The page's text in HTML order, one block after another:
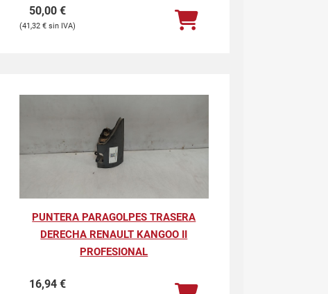
50,00 €
41,32 €
PUNTERA PARAGOLPES TRASERA
DERECHA RENAULT KANGOO II
PROFESIONAL
16,94 €